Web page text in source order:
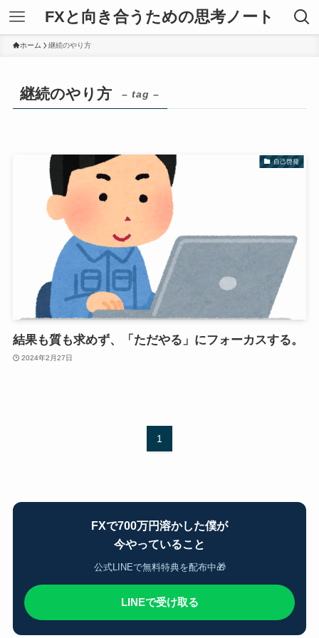
FXと向き合うための思考ノート
ホーム 継続のやり方
継続のやり方 – tag –
自己啓発
結果も質も求めず、「ただやる」にフォーカスする。
2024年2月27日
1
FXで700万円溶かした僕が
今やっていること
公式LINEで無料特典を配布中🎁
LINEで受け取る